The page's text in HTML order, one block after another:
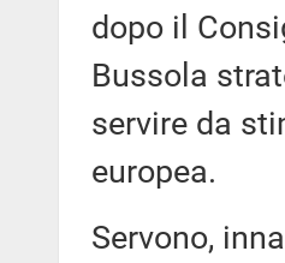
dopo il
Bussola
servire da
europea.
Servono,